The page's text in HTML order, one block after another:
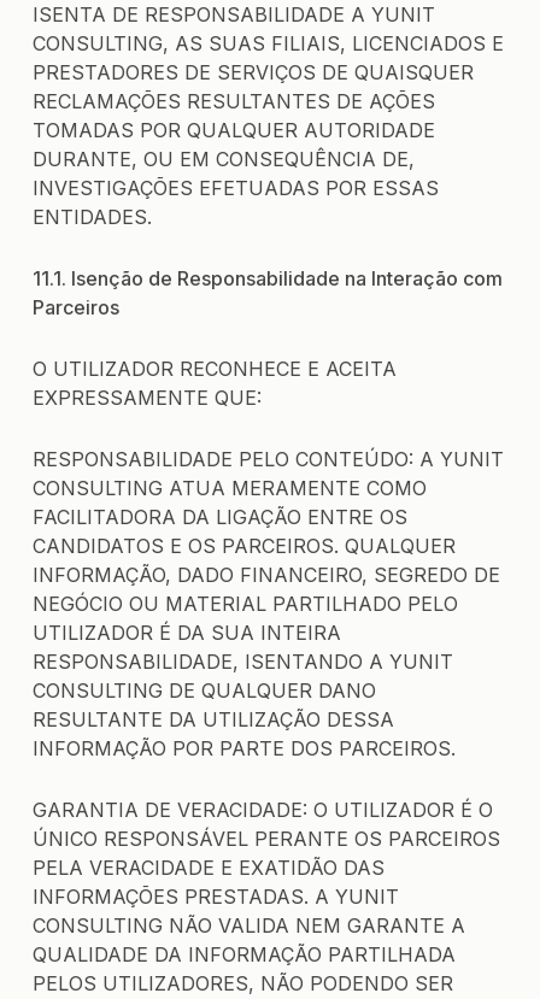
ISENTA DE RESPONSABILIDADE A YUNIT
CONSULTING, AS SUAS FILIAIS, LICENCIADOS E
PRESTADORES DE SERVIÇOS DE QUAISQUER
RECLAMAÇÕES RESULTANTES DE AÇÕES
TOMADAS POR QUALQUER AUTORIDADE
DURANTE, OU EM CONSEQUÊNCIA DE,
INVESTIGAÇÕES EFETUADAS POR ESSAS
ENTIDADES.
11.1. Isenção de Responsabilidade na Interação com
Parceiros
O UTILIZADOR RECONHECE E ACEITA
EXPRESSAMENTE QUE:
RESPONSABILIDADE PELO CONTEÚDO: A YUNIT
CONSULTING ATUA MERAMENTE COMO
FACILITADORA DA LIGAÇÃO ENTRE OS
CANDIDATOS E OS PARCEIROS. QUALQUER
INFORMAÇÃO, DADO FINANCEIRO, SEGREDO DE
NEGÓCIO OU MATERIAL PARTILHADO PELO
UTILIZADOR É DA SUA INTEIRA
RESPONSABILIDADE, ISENTANDO A YUNIT
CONSULTING DE QUALQUER DANO
RESULTANTE DA UTILIZAÇÃO DESSA
INFORMAÇÃO POR PARTE DOS PARCEIROS.
GARANTIA DE VERACIDADE: O UTILIZADOR É O
ÚNICO RESPONSÁVEL PERANTE OS PARCEIROS
PELA VERACIDADE E EXATIDÃO DAS
INFORMAÇÕES PRESTADAS. A YUNIT
CONSULTING NÃO VALIDA NEM GARANTE A
QUALIDADE DA INFORMAÇÃO PARTILHADA
PELOS UTILIZADORES, NÃO PODENDO SER